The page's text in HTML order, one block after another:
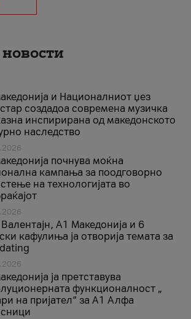
и Националниот џез
создадоа современа музичка
инспирирана од македонското
наследство
почнува моќна
кампања за поодговорно
на технологијата во
Валентајн, A1 Македонија и 6
кафулиња ја отворија темата за
ја претставува
функционалност „
на пријател“ за А1 Алфа